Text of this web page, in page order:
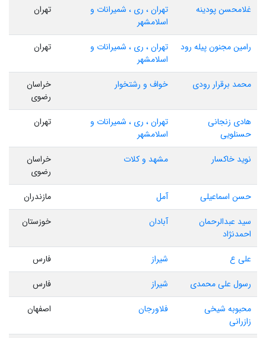
غلامحسن پودینه
تهران ، ری ، شمیرانات و
اسلامشهر
تهران
رامین مجنون پیله رود
تهران ، ری ، شمیرانات و
اسلامشهر
تهران
محمد برقرار رودی خواف و رشتخوار
خراسان
رضوی
هادی زنجانی
حسنلویی
تهران ، ری ، شمیرانات و
اسلامشهر
تهران
نوید خاکسار مشهد و کلات
خراسان
رضوی
حسن اسماعیلی
آمل
مازندران
سید عبدالرحمان
احمدنژاد
آبادان خوزستان
علی ع شیراز
فارس
رسول علی محمدی
شیراز
فارس
محبوبه شیخی
زازرانی
فلاورجان اصفهان